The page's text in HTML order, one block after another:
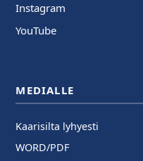
Instagram
YouTube
MEDIALLE
Kaarisilta lyhyesti
WORD/PDF